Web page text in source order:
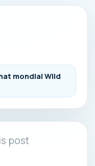
mondial Wild
post